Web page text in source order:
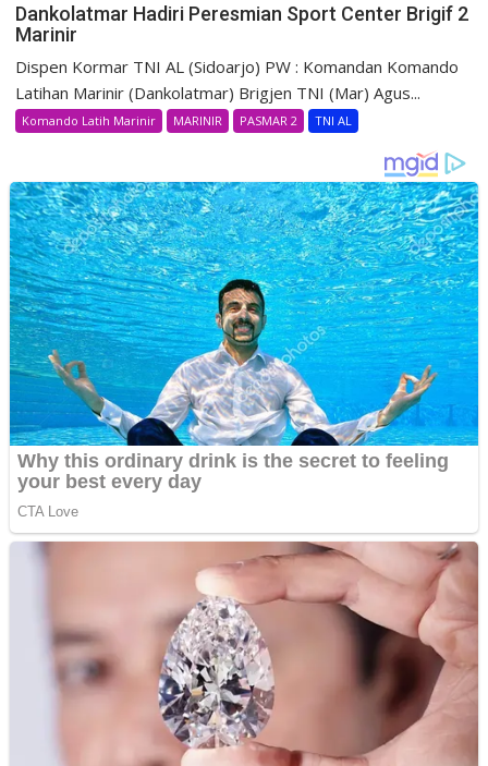
Dankolatmar Hadiri Peresmian Sport Center Brigif 2
Marinir
Dispen Kormar TNI AL (Sidoarjo) PW : Komandan Komando
Latihan Marinir (Dankolatmar) Brigjen TNI (Mar) Agus...
Komando Latih Marinir MARINIR PASMAR 2 TNI AL